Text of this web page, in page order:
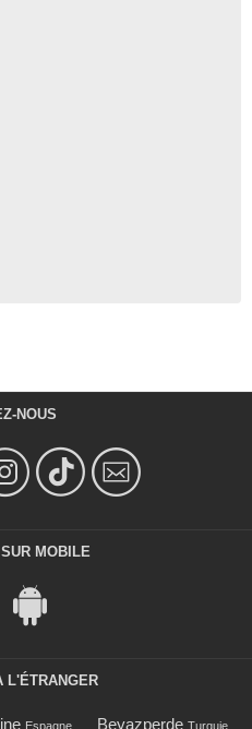
NOUS
MOBILE
L'ÉTRANGER
Espagne Beyazperde Turquie